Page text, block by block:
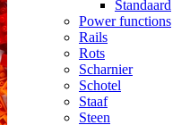
Standaard
Power functions
Rails
Rots
Scharnier
Schotel
Staaf
Steen